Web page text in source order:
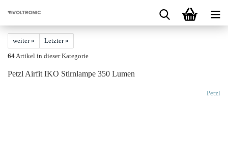
weiter »
Letzter »
64Artikel in dieser Kategorie
Petzl Air­fit IKO Stirn­lam­pe 350 Lumen
Petzl